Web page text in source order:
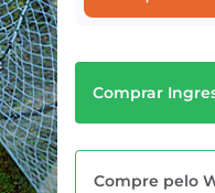
Comprar
Compre pelo